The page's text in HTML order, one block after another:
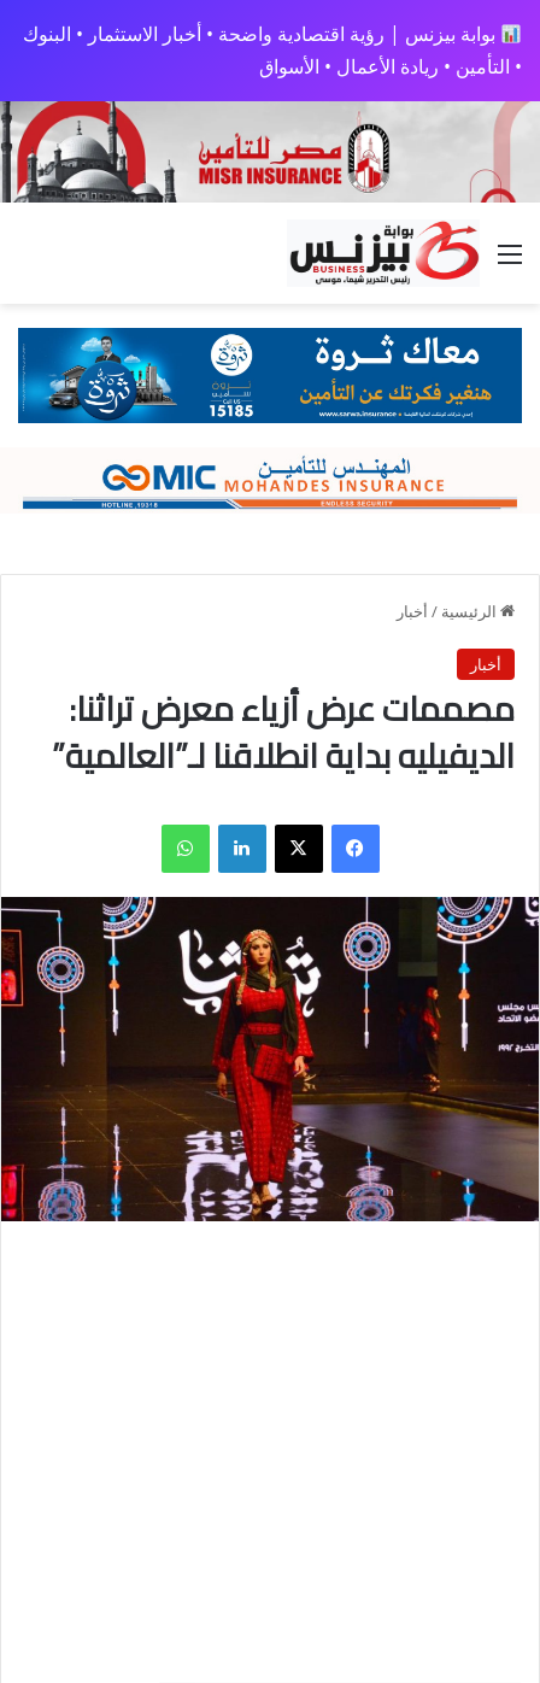
بوابة بيزنس | رؤية اقتصادية واضحة • أخبار الاستثمار • البنوك
• التأمين • ريادة الأعمال • الأسواق
القائمة
الرئيسية / أخبار
أخبار
مصممات عرض أزياء معرض تراثنا:
الديفيليه بداية انطلاقنا لـ”العالمية”
فيسبوك X لينكدإن